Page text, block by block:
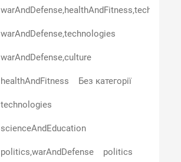
warAndDefense,healthAndFitness,technologies
warAndDefense,technologies
warAndDefense,culture
healthAndFitness Без категорії
technologies
scienceAndEducation
politics,warAndDefense politics